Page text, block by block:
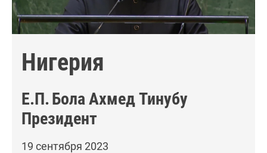
Нигерия
Е.П.Бола Ахмед Тинубу
Президент
19 сентября 2023